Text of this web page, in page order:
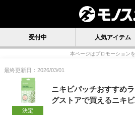
受付中 人気アイテム
本ページはプロモーション
最終更新日：2026/03/01
決定
ニキビパッチおすすめ
グストアで買えるニキ